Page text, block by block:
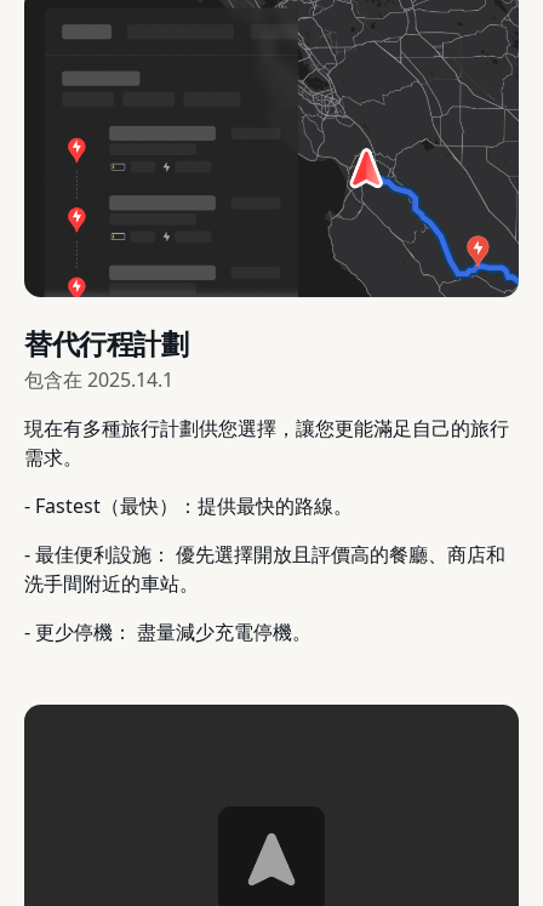
替代行程計劃
包含在 2025.14.1
現在有多種旅行計劃供您選擇，讓您更能滿足自己的旅行
需求。
- Fastest（最快）：提供最快的路線。
- 最佳便利設施： 優先選擇開放且評價高的餐廳、商店和
洗手間附近的車站。
- 更少停機： 盡量減少充電停機。